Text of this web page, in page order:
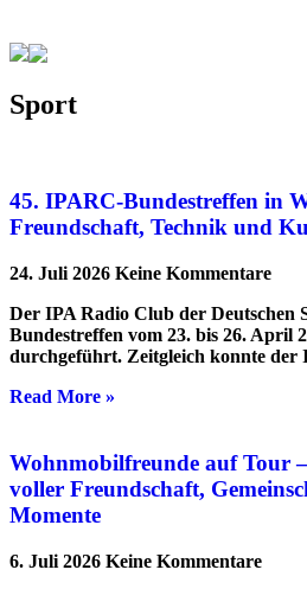
Sport
45. IPARC-Bundestreffen in
Freundschaft, Technik und
24. Juli 2026 Keine Kommentare
Der IPA Radio Club der Deutschen
Bundestreffen vom 23. bis 26. April
durchgeführt. Zeitgleich konnte der
Read More »
Wohnmobilfreunde auf Tour
voller Freundschaft,
Momente
6. Juli 2026 Keine Kommentare